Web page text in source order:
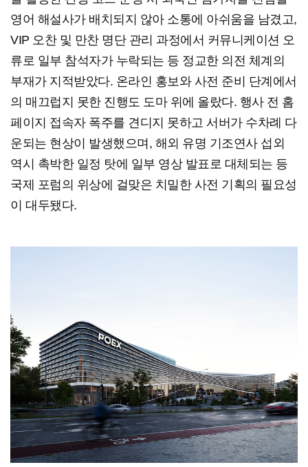
영어 해설사가 배치되지 않아 소통에 아쉬움을 남겼고,
VIP 오찬 및 만찬 명단 관리 과정에서 커뮤니케이션 오
류로 일부 참석자가 누락되는 등 정교한 의전 체계의
부재가 지적받았다. 온라인 홍보와 사전 준비 단계에서
의 매끄럽지 못한 진행도 도마 위에 올랐다. 행사 전 홈
페이지 접속자 폭주를 견디지 못하고 서버가 수차례 다
운되는 현상이 발생했으며, 해외 유명 기조연사 섭외
역시 촉박한 일정 탓에 일부 영상 발표로 대체되는 등
국제 포럼의 위상에 걸맞은 치밀한 사전 기획의 필요성
이 대두됐다.